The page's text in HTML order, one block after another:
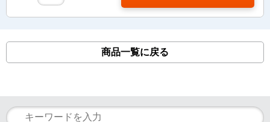
商品一覧に戻る